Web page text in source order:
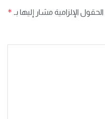
الحقول الإلزامية مشار إليها بـ *